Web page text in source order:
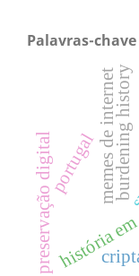
Palavras-chave
história
burdening history
memes de internet
portugal
preservação digital